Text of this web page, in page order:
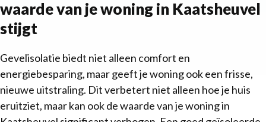
waarde van je woning in Kaatsheuvel
stijgt
Gevelisolatie biedt niet alleen comfort en
energiebesparing, maar geeft je woning ook een frisse,
nieuwe uitstraling. Dit verbetert niet alleen hoe je huis
eruitziet, maar kan ook de waarde van je woning in